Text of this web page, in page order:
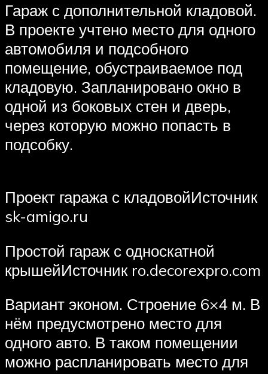
Гараж с дополнительной кладовой.
В проекте учтено место для одного
автомобиля и подсобного
помещение, обустраиваемое под
кладовую. Запланировано окно в
одной из боковых стен и дверь,
через которую можно попасть в
подсобку.
Проект гаража с кладовойИсточник
sk-amigo.ru
Простой гараж с односкатной
крышейИсточник ro.decorexpro.com
Вариант эконом. Строение 6×4 м. В
нём предусмотрено место для
одного авто. В таком помещении
можно распланировать место для